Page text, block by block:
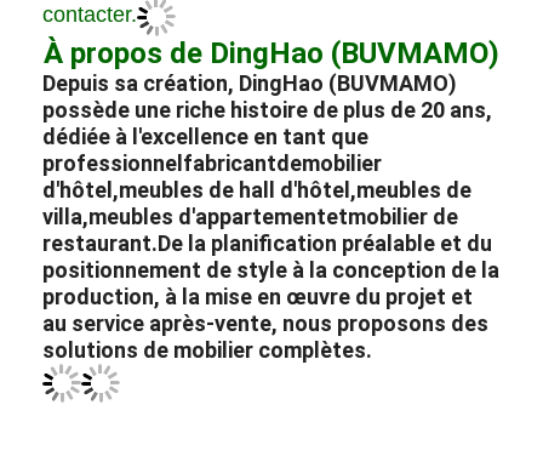
Nous excellons dans la création de designs de
styles variés pour répondre aux exigences et
aspirations uniques des hôteliers, en équipant
parfaitement leurs projets. Si vous recherchez
des conseils professionnels ou des
informations plus détaillées, veuillez nous
contacter.